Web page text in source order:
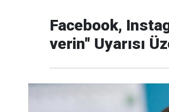
Facebook,
verin" Uyarısı